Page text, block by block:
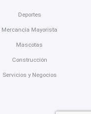
Deportes
Mercancía Mayorista
Mascotas
Construcción
Servicios y Negocios